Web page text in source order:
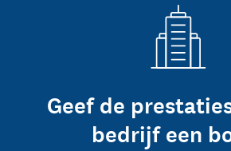
Geef de
bedrijf een